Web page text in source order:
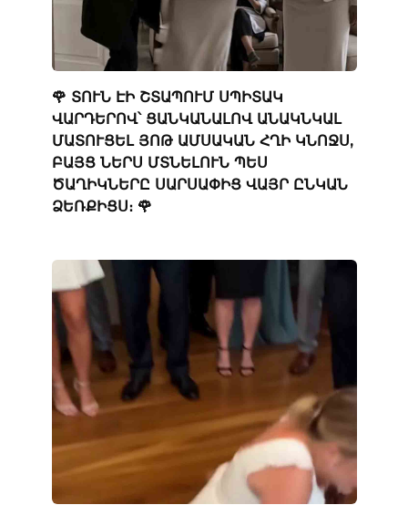
🌹 ՏՈՒՆ ԷԻ ՇՏԱՊՈՒՄ ՍՊԻՏԱԿ
ՎԱՐԴԵՐՈՎ՝ ՑԱՆԿԱՆԱԼՈՎ ԱՆԱԿՆԿԱԼ
ՄԱՏՈՒՑԵԼ ՅՈԹ ԱՄՍԱԿԱՆ ՀՂԻ ԿՆՈՋՍ,
ԲԱՅՑ ՆԵՐՍ ՄՏՆԵԼՈՒՆ ՊԵՍ
ԾԱՂԻԿՆԵՐԸ ՍԱՐՍԱՓԻՑ ՎԱՅՐ ԸՆԿԱՆ
ՁԵՌՔԻՑՍ։ 🌹